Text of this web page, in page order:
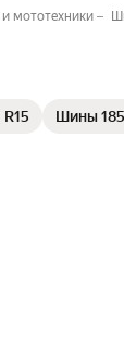
мототехники
Шины 185